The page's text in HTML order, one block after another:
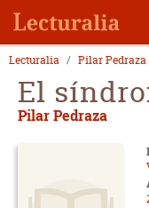
Lecturalia Pilar Pedraza
El
Pilar Pedraza